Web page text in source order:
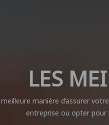
LES
manière d’assurer
entreprise ou opter pour